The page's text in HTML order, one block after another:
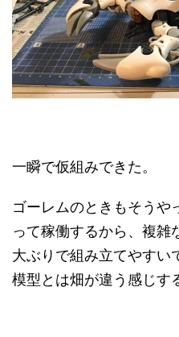
一瞬で仮組みできた。
ゴーレムのときもそうや
って稼働するから、複雑
大ぶりで組み立てやすい
模型とは畑が違う感じす